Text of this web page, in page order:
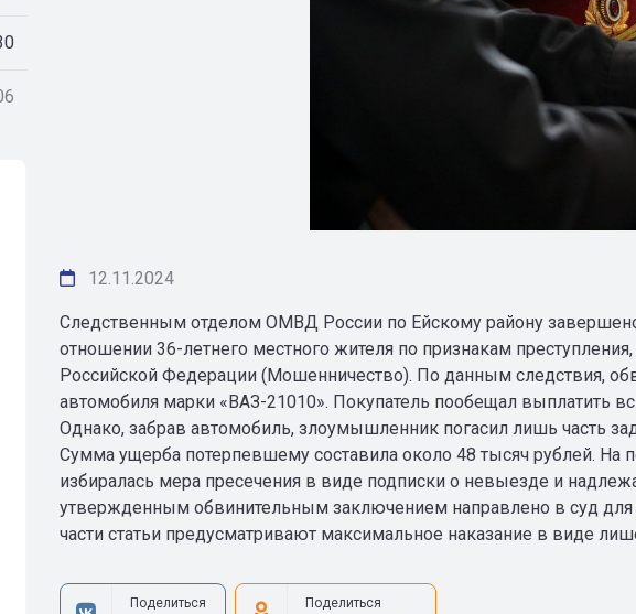
12.11.2024
Следственным отделом ОМВД России по Ейскому району
отношении 36-летнего местного жителя по признакам
Российской Федерации (Мошенничество). По данным следствия,
автомобиля марки «ВАЗ-21010». Покупатель пообещал выплатить
Однако, забрав автомобиль, злоумышленник погасил лишь часть
Сумма ущерба потерпевшему составила около 48 тысяч рублей. На
избиралась мера пресечения в виде подписки о невыезде и
утвержденным обвинительным заключением направлено в суд
части статьи предусматривают максимальное наказание в виде
Поделиться
Поделиться